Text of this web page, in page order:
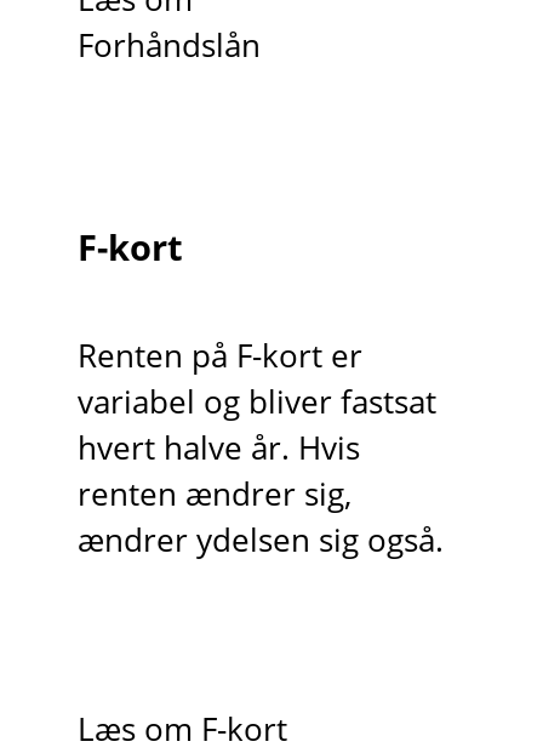
Forhåndslån
F-kort
Renten på F-kort er
variabel og bliver fastsat
hvert halve år. Hvis
renten ændrer sig,
ændrer ydelsen sig også.
Læs om F-kort